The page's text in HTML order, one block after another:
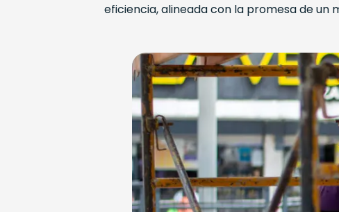
eficiencia, alineada con la promesa de un